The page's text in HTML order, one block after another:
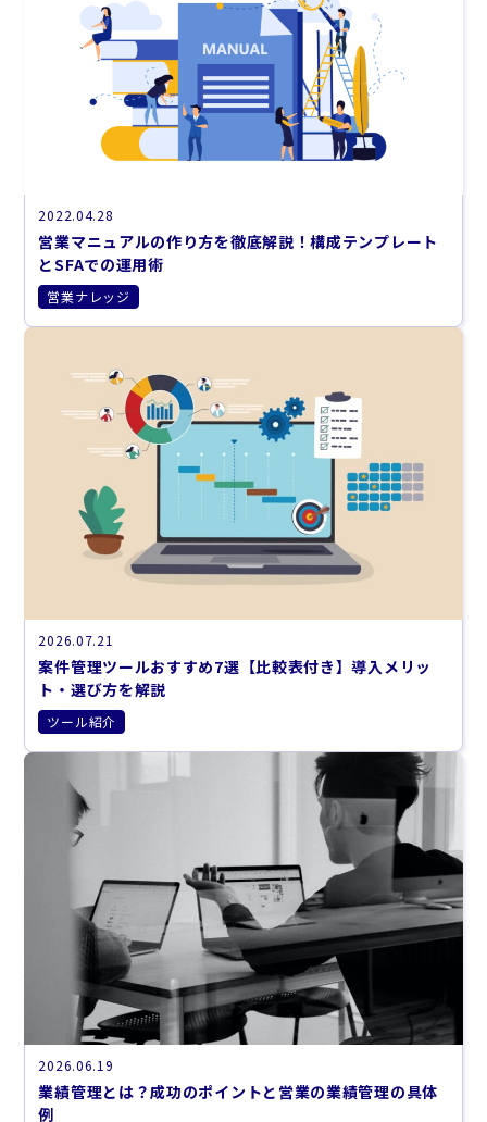
2022.04.28
営業マニュアルの作り方を徹底解説！構成テンプレート
とSFAでの運用術
営業ナレッジ
2026.07.21
案件管理ツールおすすめ7選【比較表付き】導入メリッ
ト・選び方を解説
ツール紹介
2026.06.19
業績管理とは？成功のポイントと営業の業績管理の具体
例